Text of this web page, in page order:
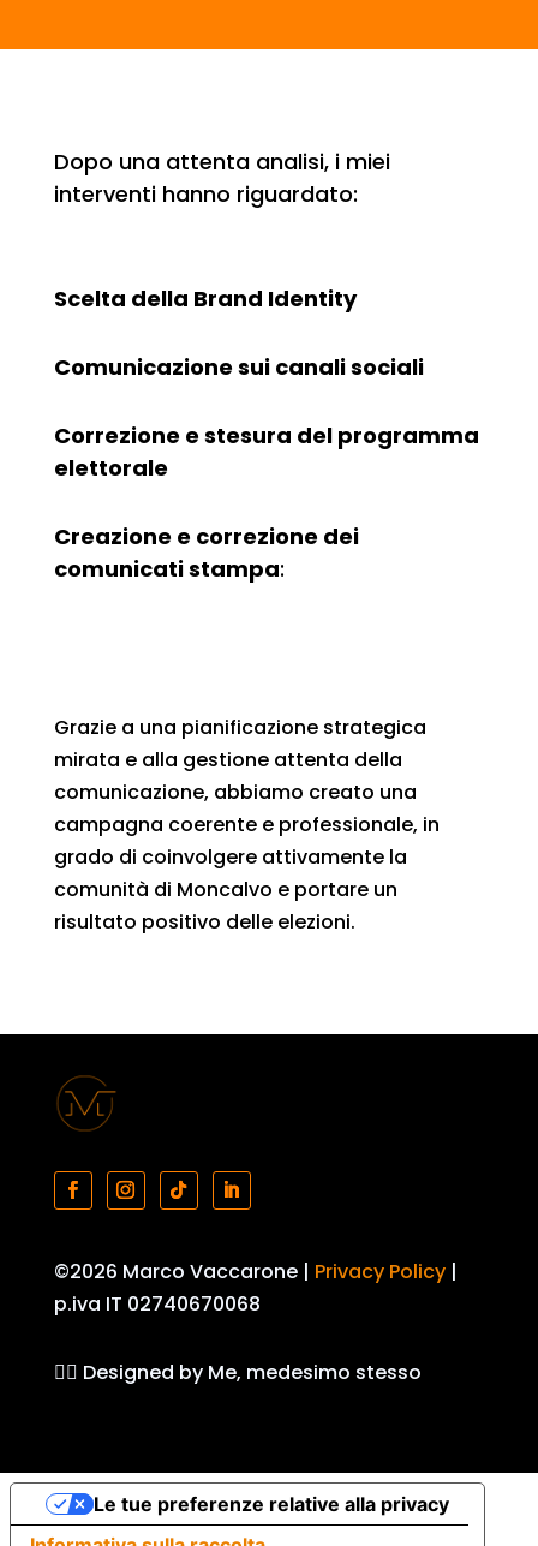
Dopo una attenta analisi, i miei
interventi hanno riguardato:
Scelta della Brand Identity
Comunicazione sui canali sociali
Correzione e stesura del programma
elettorale
Creazione e correzione dei
comunicati stampa:
Grazie a una pianificazione strategica
mirata e alla gestione attenta della
comunicazione, abbiamo creato una
campagna coerente e professionale, in
grado di coinvolgere attivamente la
comunità di Moncalvo e portare un
risultato positivo delle elezioni.
©2026 Marco Vaccarone | Privacy Policy|
p.iva IT 02740670068
👷‍♂️ Designed by Me, medesimo stesso
Le tue preferenze relative alla privacy